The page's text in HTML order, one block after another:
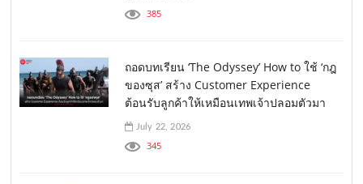
385
ถอดบทเรียน ‘The Odyssey’ How to ใช้ ‘กฎ
ของซุส’ สร้าง Customer Experience
ต้อนรับลูกค้าให้เหมือนเทพเจ้าปลอมตัวมา
July 22, 2026
345